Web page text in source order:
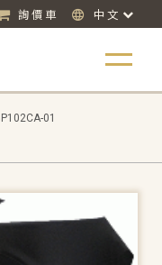
詢價車 中文
01